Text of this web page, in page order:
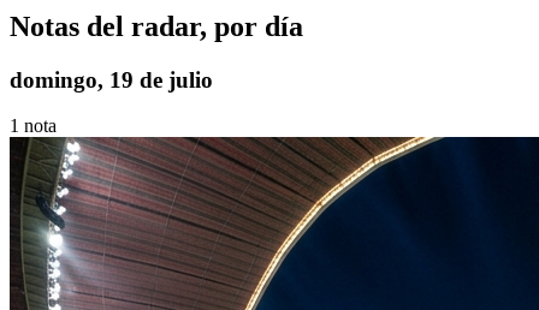
Notas del radar, por día
domingo, 19 de julio
1 nota